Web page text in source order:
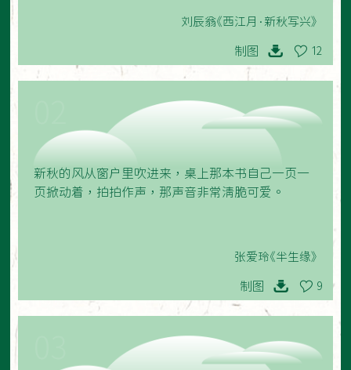
刘辰翁《西江月·新秋写兴》
制图 12
新秋的风从窗户里吹进来，桌上那本书自己一页一
页掀动着，拍拍作声，那声音非常清脆可爱。
张爱玲《半生缘》
制图 9